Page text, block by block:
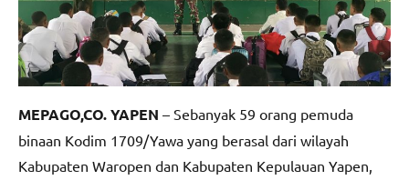
MEPAGO,CO. YAPEN – Sebanyak 59 orang pemuda
binaan Kodim 1709/Yawa yang berasal dari wilayah
Kabupaten Waropen dan Kabupaten Kepulauan Yapen,